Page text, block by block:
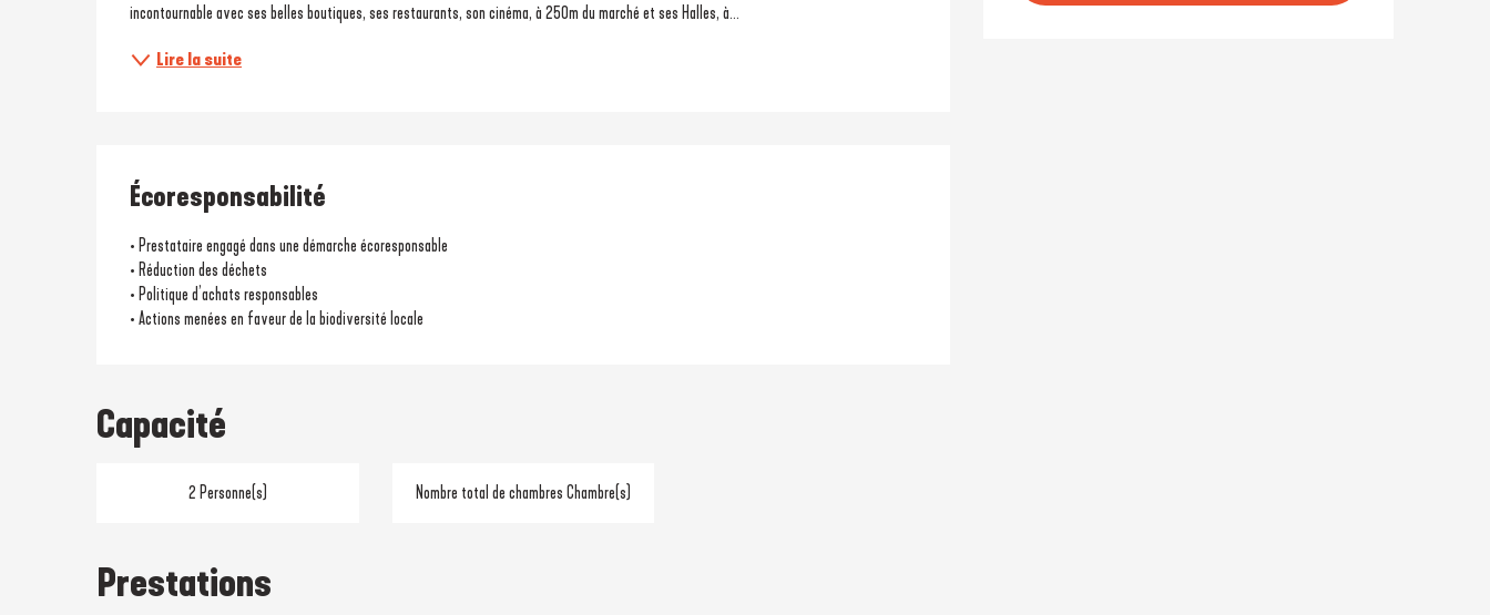
incontournable avec ses belles boutiques, ses restaurants, son cinéma, à 250m du marché et ses Halles, à...
Lire la suite
Écoresponsabilité
• Prestataire engagé dans une démarche écoresponsable
• Réduction des déchets
• Politique d’achats responsables
• Actions menées en faveur de la biodiversité locale
Capacité
2 Personne(s) Nombre total de chambres Chambre(s)
Prestations